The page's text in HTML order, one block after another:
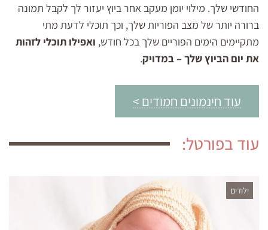
החודשי שלך. מילוי יומן מעקב אחר ביוץ יעזור לך לקבל תמונה
ברורה יותר של מצב הפוריות שלך, וכך תוכלי לדעת מתי
מתקיימים הימים הפוריים שלך בכל חודש, ואפילו תוכלי לזהות
את יום הביוץ שלך – במדויק.
עוד חינמונים חמודים >
עוד בפורטל:
ילודים